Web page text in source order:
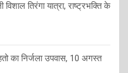
तिरंगा यात्रा, राष्ट्रभक्ति के
का निर्जला उपवास, 10 अगस्त